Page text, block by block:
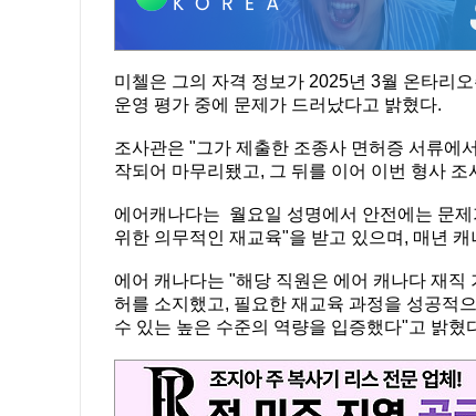
미첼은 그의 자격 정보가 2025년 3월 온타리
운영 평가 중에 문제가 드러났다고 밝혔다.
조사관은 "그가 제출한 조종사 면허증 서류에
작되어 마무리됐고, 그 뒤를 이어 이번 형사
에어캐나다는 월요일 성명에서 안전에는 문
위한 의무적인 재교육"을 받고 있으며, 매년
에어 캐나다는 "해당 직원은 에어 캐나다 재
허를 소지했고, 필요한 재교육 과정을 성공적
수 있는 높은 수준의 역량을 입증했다"고 밝혔